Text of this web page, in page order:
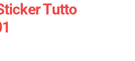
Tutto